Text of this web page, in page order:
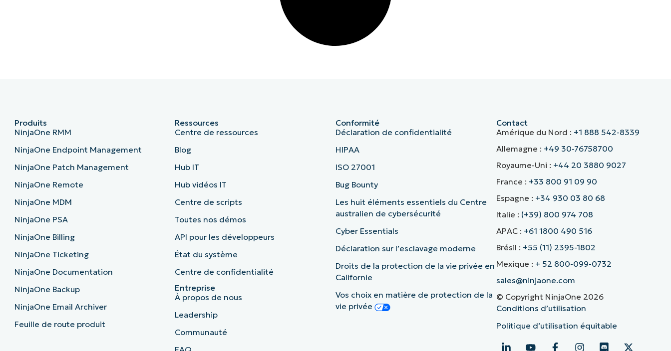
Produits
NinjaOne RMM
NinjaOne Endpoint Management
NinjaOne Patch Management
NinjaOne Remote
NinjaOne MDM
NinjaOne PSA
NinjaOne Billing
NinjaOne Ticketing
NinjaOne Documentation
NinjaOne Backup
NinjaOne Email Archiver
Feuille de route produit
Ressources
Centre de ressources
Blog
Hub IT
Hub vidéos IT
Centre de scripts
Toutes nos démos
API pour les développeurs
État du système
Centre de confidentialité
Entreprise
À propos de nous
Leadership
Communauté
Conformité
Déclaration de confidentialité
HIPAA
ISO 27001
Bug Bounty
Les huit éléments essentiels du Centre
australien de cybersécurité
Cyber Essentials
Déclaration sur l’esclavage moderne
Droits de la protection de la vie privée en
Californie
Vos choix en matière de protection de la
vie privée
Contact
Amérique du Nord : +1 888 542-8339
Allemagne : +49 30-76758700
Royaume-Uni : +44 20 3880 9027
France : +33 800 91 09 90
Espagne : +34 930 03 80 68
Italie : (+39) 800 974 708
APAC : +61 1800 490 516
Brésil : +55 (11) 2395-1802
Mexique : + 52 800-099-0732
sales@ninjaone.com
© Copyright NinjaOne 2026
Conditions d’utilisation
Politique d’utilisation équitable